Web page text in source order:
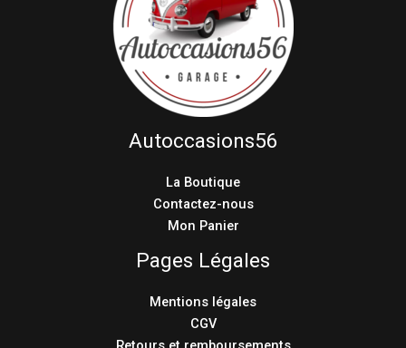
Autoccasions56
La Boutique
Contactez-nous
Mon Panier
Pages Légales
Mentions légales
CGV